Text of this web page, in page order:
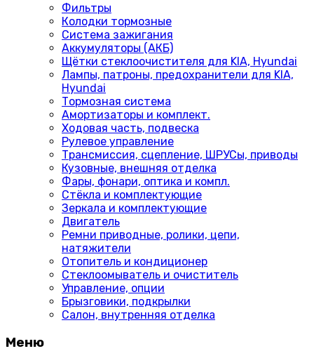
Фильтры
Колодки тормозные
Система зажигания
Аккумуляторы (АКБ)
Щётки стеклоочистителя для KIA, Hyundai
Лампы, патроны, предохранители для KIA,
Hyundai
Тормозная система
Амортизаторы и комплект.
Ходовая часть, подвеска
Рулевое управление
Трансмиссия, сцепление, ШРУСы, приводы
Кузовные, внешняя отделка
Фары, фонари, оптика и компл.
Стёкла и комплектующие
Зеркала и комплектующие
Двигатель
Ремни приводные, ролики, цепи,
натяжители
Отопитель и кондиционер
Стеклоомыватель и очиститель
Управление, опции
Брызговики, подкрылки
Салон, внутренняя отделка
Меню